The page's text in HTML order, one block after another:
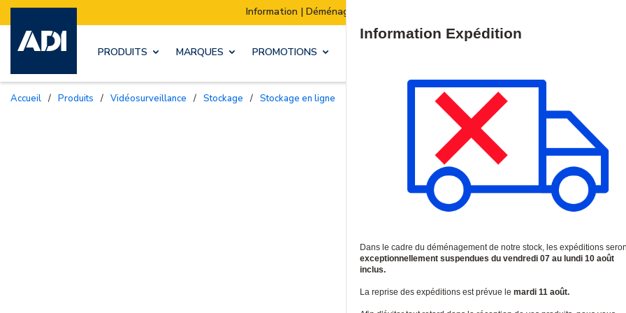
Information | Déménagement de notre stock : Les expéditions seront suspendues du 07 au 10
PRODUITS MARQUES PROMOTIONS
Accueil / Produits / Vidéosurveillance / Stockage / Stockage en ligne